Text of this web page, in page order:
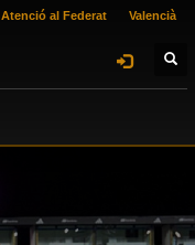
Atenció al Federat Valencià